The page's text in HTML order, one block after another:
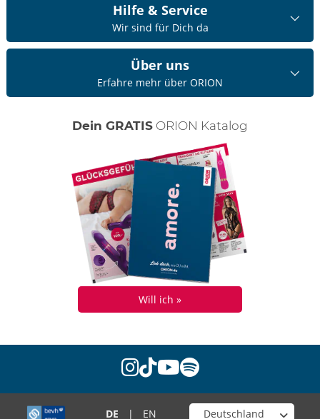
Hilfe & Service
Wir sind für Dich da
Über uns
Erfahre mehr über ORION
Dein GRATIS ORION Katalog
Will ich »
instagram
tiktok
youtube
spotify
DE | EN Wähle deinen Shop